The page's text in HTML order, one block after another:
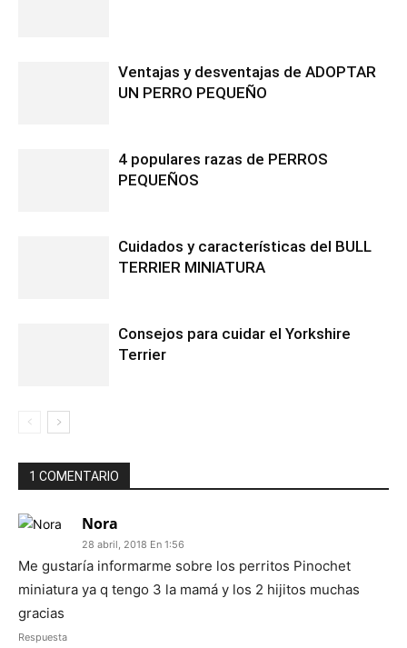
Ventajas y desventajas de ADOPTAR
UN PERRO PEQUEÑO
4 populares razas de PERROS
PEQUEÑOS
Cuidados y características del BULL
TERRIER MINIATURA
Consejos para cuidar el Yorkshire
Terrier
1 COMENTARIO
Nora
28 abril, 2018 En 1:56
Me gustaría informarme sobre los perritos Pinochet
miniatura ya q tengo 3 la mamá y los 2 hijitos muchas
gracias
Respuesta